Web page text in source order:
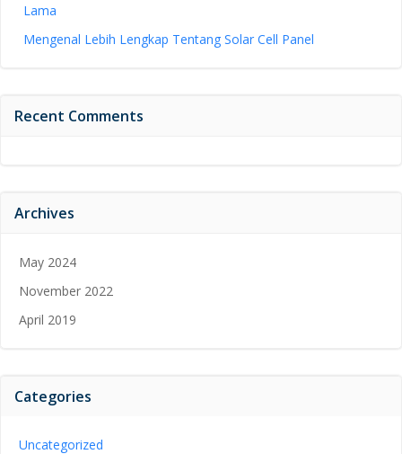
Lama
Mengenal Lebih Lengkap Tentang Solar Cell Panel
Recent Comments
Archives
May 2024
November 2022
April 2019
Categories
Uncategorized